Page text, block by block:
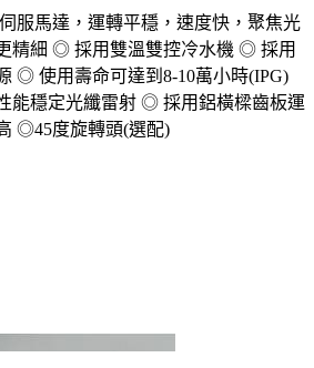
服馬達，運轉平穩，速度快，聚焦光
精細 ◎ 採用雙溫雙控冷水機 ◎ 採用
◎ 使用壽命可達到8-10萬小時(IPG)
能穩定光纖雷射 ◎ 採用鋁橫樑齒板運
◎45度旋轉頭(選配)